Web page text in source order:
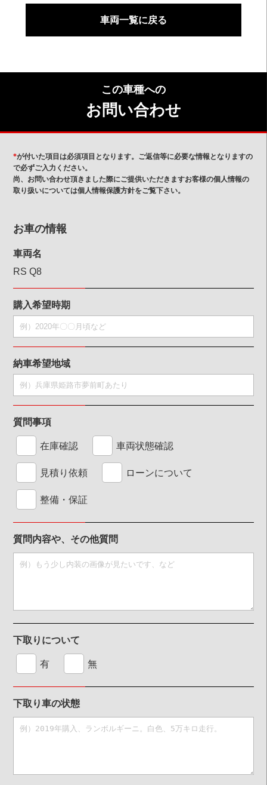
車両一覧に戻る
この車種への
お問い合わせ
*が付いた項目は必須項目となります。ご返信等に必要な情報となりますの
で必ずご入力ください。
尚、お問い合わせ頂きました際にご提供いただきますお客様の個人情報の
取り扱いについては個人情報保護方針をご覧下さい。
お車の情報
車両名
RS Q8
購入希望時期
納車希望地域
質問事項
在庫確認 車両状態確認
見積り依頼 ローンについて
整備・保証
質問内容や、その他質問
下取りについて
有 無
下取り車の状態